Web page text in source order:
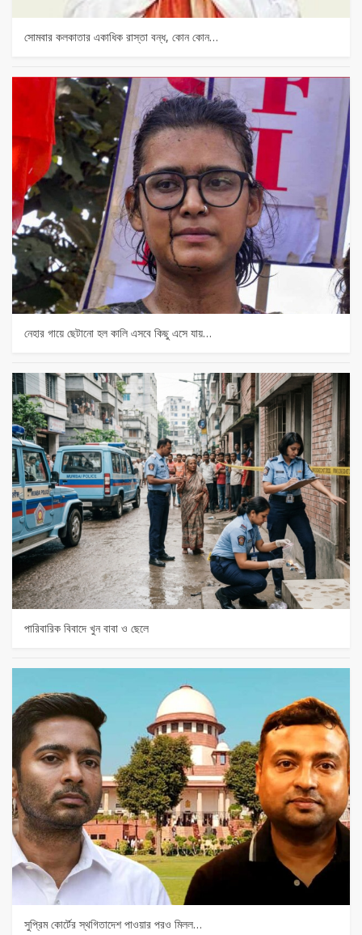
সোমবার কলকাতার একাধিক রাস্তা বন্ধ, কোন কোন…
নেহার গায়ে ছেটানো হল কালি এসবে কিছু এসে যায়…
পারিবারিক বিবাদে খুন বাবা ও ছেলে
সুপ্রিম কোর্টের স্থগিতাদেশ পাওয়ার পর‌ও মিলল…